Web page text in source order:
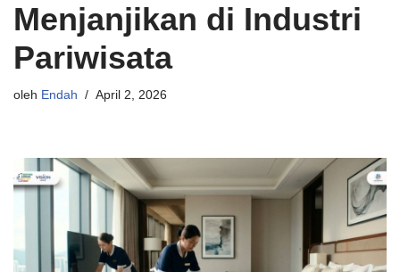
Menjanjikan di Industri
Pariwisata
oleh Endah April 2, 2026